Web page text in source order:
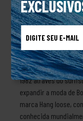
moderno e sem
na praia — é aquele
qualquer outfitLogo
premiumAba curva
diaConstrução
1982 através do
expandir a moda de
marca Hang loose,
conhecida